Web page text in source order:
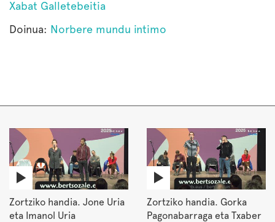
Xabat Galletebeitia
Doinua: Norbere mundu intimo
Zortziko handia. Jone Uria
eta Imanol Uria
Zortziko handia. Gorka
Pagonabarraga eta Txaber